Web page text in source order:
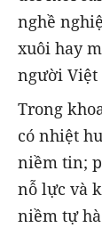
nghề
xuôi hay
người Việt
Trong
có nhiệt
niềm tin;
nỗ lực và
niềm tự